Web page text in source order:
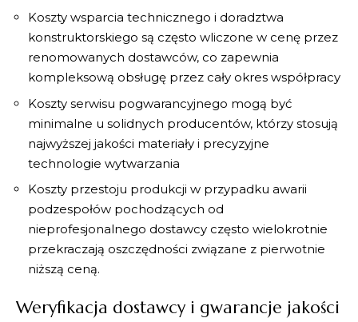
Koszty wsparcia technicznego i doradztwa
konstruktorskiego są często wliczone w cenę przez
renomowanych dostawców, co zapewnia
kompleksową obsługę przez cały okres współpracy
Koszty serwisu pogwarancyjnego mogą być
minimalne u solidnych producentów, którzy stosują
najwyższej jakości materiały i precyzyjne
technologie wytwarzania
Koszty przestoju produkcji w przypadku awarii
podzespołów pochodzących od
nieprofesjonalnego dostawcy często wielokrotnie
przekraczają oszczędności związane z pierwotnie
niższą ceną.
Weryfikacja dostawcy i gwarancje jakości